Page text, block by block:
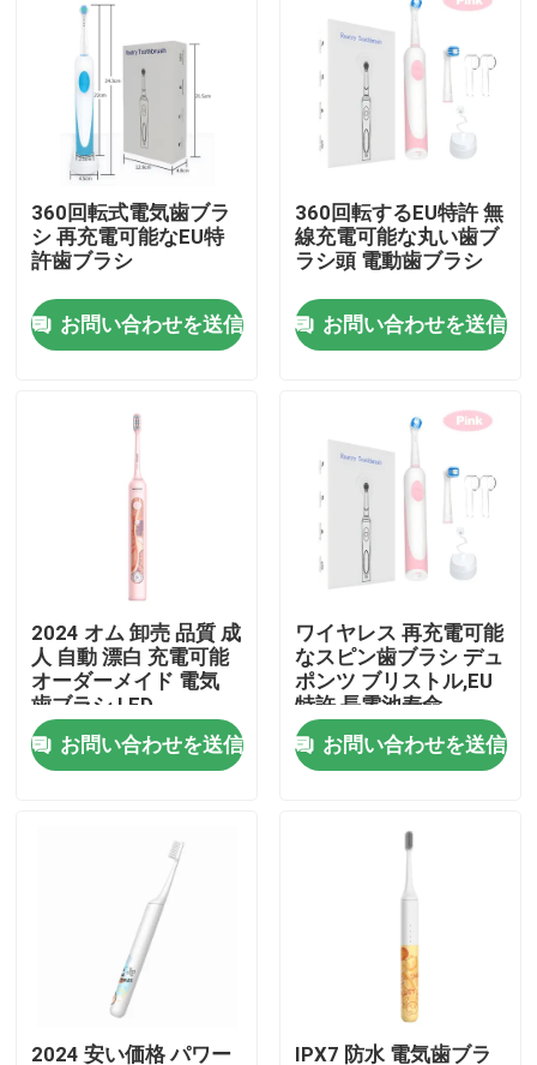
わたしたち に つい て
工場 ツアー
品質管理
引金 を 求め て ください
口頭心配の電動歯ブラシ
防水電動歯ブラシ
360回転式電気歯ブラ
シ 再充電可能なEU特
許歯ブラシ
お問い合わせを送信
360回転するEU特許 無
線充電可能な丸い歯ブ
ラシ頭 電動歯ブラシ
お問い合わせを送信
2024 オム 卸売 品質 成
人 自動 漂白 充電可能
オーダーメイド 電気
歯ブラシ LED
お問い合わせを送信
ワイヤレス 再充電可能
なスピン歯ブラシ デュ
ポンツ ブリストル,EU
特許,長電池寿命
お問い合わせを送信
2024 安い価格 パワー IPX7 防水 電気歯ブラ